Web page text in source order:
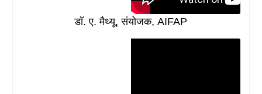
डॉ. ए. मैथ्यू, संयोजक, AIFAP